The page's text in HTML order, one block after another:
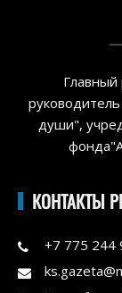
Главный
души",
КОНТАКТЫ
+7 775 244